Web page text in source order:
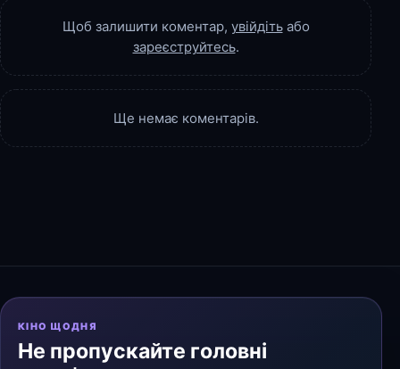
Щоб залишити коментар, увійдітьабо
зареєструйтесь.
Ще немає коментарів.
КІНО ЩОДНЯ
Не пропускайте головні